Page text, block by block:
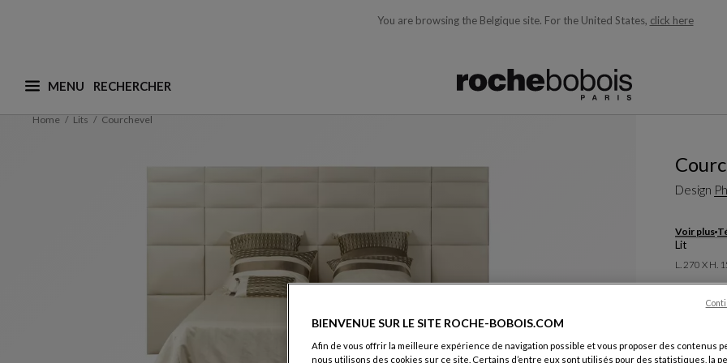
You are browsing the Belgique site. For the United States, click here
MENU
Que recherchez-vous ? (nous adaptons les suggestions en fonction de ce que vous recherchez)
Home Lits Courchevel
Design
Voir plus
Lit
L. 270 X H.
Autres
BIENVENUE SUR LE SITE ROCHE-BOBOIS.COM
Afin de vous offrir la meilleure expérience de navigation possible et vous proposer des contenus
nous utilisons des cookies sur ce site. Certains d’entre eux sont utilisés pour des statistiques, la